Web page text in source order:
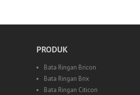
PRODUK
Bata Ringan Bricon
Bata Ringan Brix
Bata Ringan Citicon